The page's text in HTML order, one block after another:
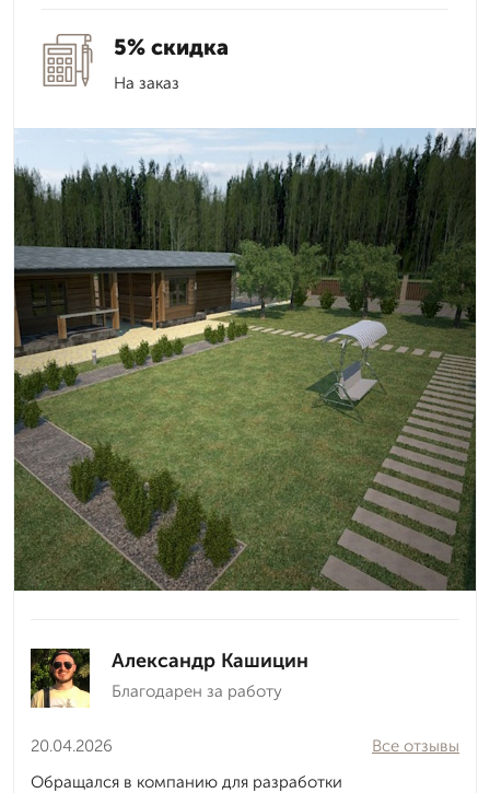
5% скидка
На заказ
Александр Кашицин
Благодарен за работу
20.04.2026
Все отзывы
Обращался в компанию для разработки